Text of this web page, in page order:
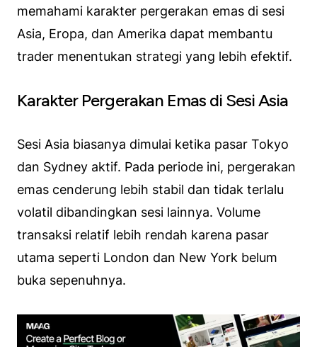
memahami karakter pergerakan emas di sesi
Asia, Eropa, dan Amerika dapat membantu
trader menentukan strategi yang lebih efektif.
Karakter Pergerakan Emas di Sesi Asia
Sesi Asia biasanya dimulai ketika pasar Tokyo
dan Sydney aktif. Pada periode ini, pergerakan
emas cenderung lebih stabil dan tidak terlalu
volatil dibandingkan sesi lainnya. Volume
transaksi relatif lebih rendah karena pasar
utama seperti London dan New York belum
buka sepenuhnya.